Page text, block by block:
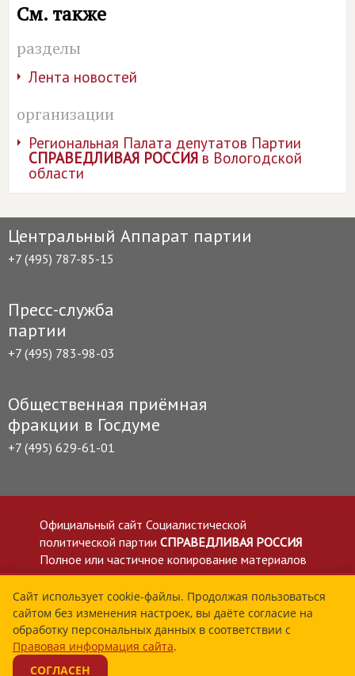
См. также
разделы
Лента новостей
организации
Региональная Палата депутатов Партии
СПРАВЕДЛИВАЯ РОССИЯв Вологодской
области
Центральный Аппарат партии
+7 (495) 787-85-15
Пресс-служба
партии
+7 (495) 783-98-03
Общественная приёмная
фракции в Госдуме
+7 (495) 629-61-01
Официальный сайт Социалистической
политической партии СПРАВЕДЛИВАЯ РОССИЯ
Полное или частичное копирование материалов
приветствуется со ссылкой на сайт spravedlivo.ru
Политика в отношении обработки персональных
данных
Все материалы сайта spravedlivo.ru доступны по
лицензии Creative Commons Attribution 4.0 International
Сайт использует cookie-файлы. Продолжая пользоваться
сайтом без изменения настроек, вы даёте согласие на
обработку персональных данных в соответствии с
Правовая информация сайта.
СОГЛАСЕН